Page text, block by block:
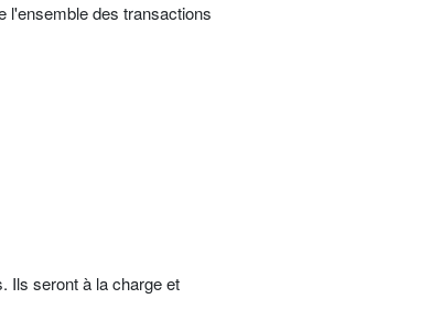
l'ensemble des transactions
Ils seront à la charge et